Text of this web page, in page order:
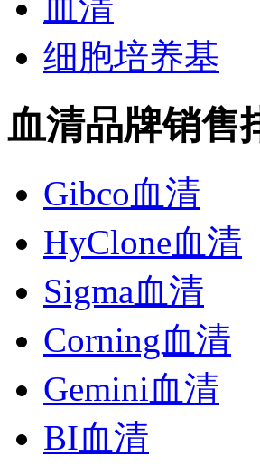
细胞培养基
血清品牌销售
Gibco血清
HyClone血清
Sigma血清
Corning血清
Gemini血清
BI血清